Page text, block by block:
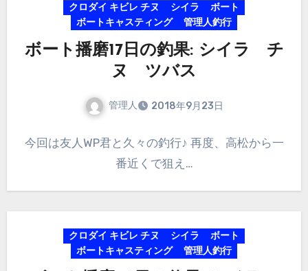
クロダイ キビレ チヌ シイラ
ボート
ボートキャスティング
管理人釣行
ボート播磨17日の釣果: シイラ チ
ヌ ツバス
管理人 2018年9月23日
今回は友人WP君と久々の釣行♪ 再度、高松から一
番近くで狙え…
クロダイ キビレ チヌ シイラ
ボート
ボートキャスティング
管理人釣行